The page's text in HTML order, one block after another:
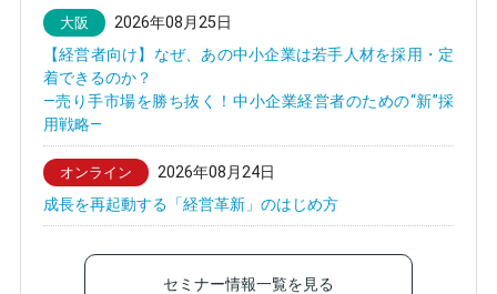
大阪
2026年08月25日
【経営者向け】なぜ、あの中小企業は若手人材を採用・定
着できるのか？
—売り手市場を勝ち抜く！中小企業経営者のための“新”採
用戦略—
オンライン
2026年08月24日
成長を再起動する「経営革新」のはじめ方
セミナー情報一覧を見る